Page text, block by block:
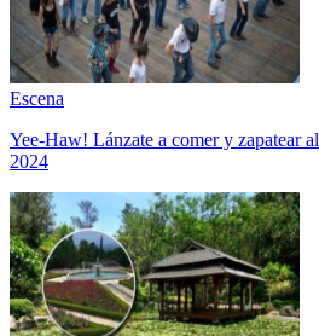
Escena
Yee-Haw! Lánzate a comer y zapatear al
2024